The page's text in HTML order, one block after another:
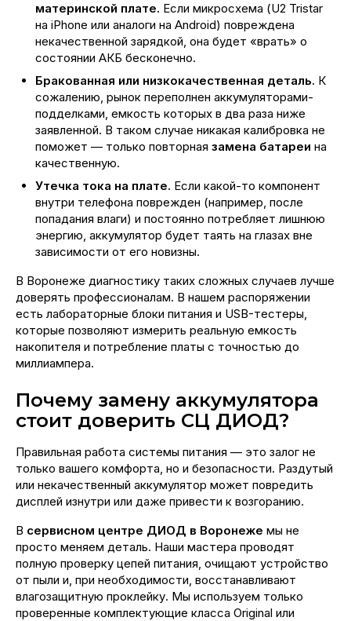
материнской плате. Если микросхема (U2 Tristar
на iPhone или аналоги на Android) повреждена
некачественной зарядкой, она будет «врать» о
состоянии АКБ бесконечно.
Бракованная или низкокачественная деталь. К
сожалению, рынок переполнен аккумуляторами-
подделками, емкость которых в два раза ниже
заявленной. В таком случае никакая калибровка не
поможет — только повторная замена батареи на
качественную.
Утечка тока на плате. Если какой-то компонент
внутри телефона поврежден (например, после
попадания влаги) и постоянно потребляет лишнюю
энергию, аккумулятор будет таять на глазах вне
зависимости от его новизны.
В Воронеже диагностику таких сложных случаев лучше
доверять профессионалам. В нашем распоряжении
есть лабораторные блоки питания и USB-тестеры,
которые позволяют измерить реальную емкость
накопителя и потребление платы с точностью до
миллиампера.
Почему замену аккумулятора
стоит доверить СЦ ДИОД?
Правильная работа системы питания — это залог не
только вашего комфорта, но и безопасности. Раздутый
или некачественный аккумулятор может повредить
дисплей изнутри или даже привести к возгоранию.
В сервисном центре ДИОД в Воронеже мы не
просто меняем деталь. Наши мастера проводят
полную проверку цепей питания, очищают устройство
от пыли и, при необходимости, восстанавливают
влагозащитную проклейку. Мы используем только
проверенные комплектующие класса Original или